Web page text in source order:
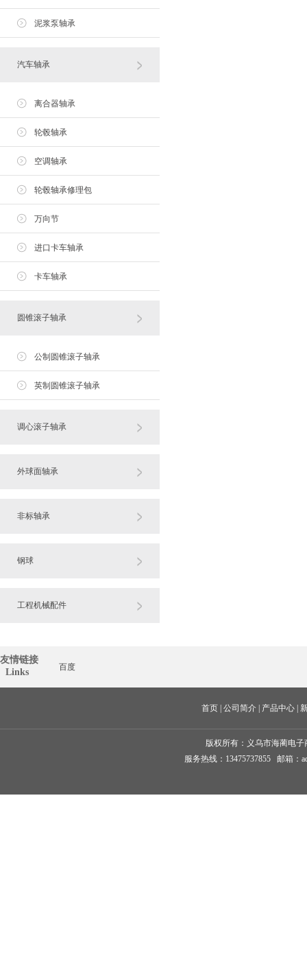
泥浆泵轴承
汽车轴承
离合器轴承
轮毂轴承
空调轴承
轮毂轴承修理包
万向节
进口卡车轴承
卡车轴承
圆锥滚子轴承
公制圆锥滚子轴承
英制圆锥滚子轴承
调心滚子轴承
外球面轴承
非标轴承
钢球
工程机械配件
友情链接
  Links
百度
首页 | 公司简介 | 产品中心 |
版权所有： 义乌市海蔺电子
服务热线：13475737855 邮箱：